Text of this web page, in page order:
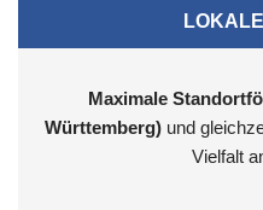
Maximale
Württemberg) und
Vielfalt